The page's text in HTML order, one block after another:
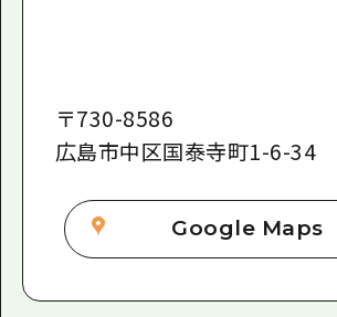
〒730-8586
広島市中区国泰寺町1-6-34
Google Maps